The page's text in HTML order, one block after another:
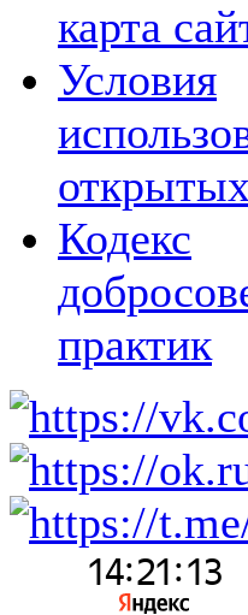
карта
Условия
Кодекс
практик